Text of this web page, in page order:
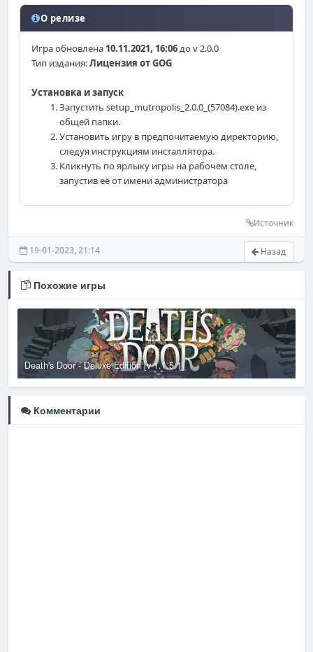
О релизе
Игра обновлена 10.11.2021, 16:06до v 2.0.0
Тип издания:Лицензия от GOG
Установка и запуск
Запустить setup_mutropolis_2.0.0_(57084).exe из
общей папки.
Установить игру в предпочитаемую директорию,
следуя инструкциям инсталлятора.
Кликнуть по ярлыку игры на рабочем столе,
запустив её от имени администратора
Источник
Назад
19-01-2023, 21:14
Похожие игры
Death's Door - Deluxe Edition [v 1.1.5.1]
Комментарии